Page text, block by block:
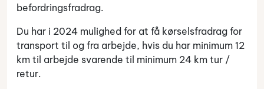
befordringsfradrag.
Du har i 2024 mulighed for at få kørselsfradrag for
transport til og fra arbejde, hvis du har minimum 12
km til arbejde svarende til minimum 24 km tur /
retur.